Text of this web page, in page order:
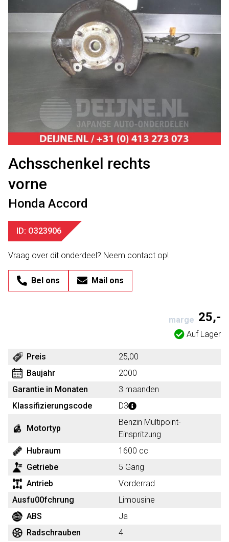
Achsschenkel rechts
vorne
Honda Accord
ID: O323906
Vraag over dit onderdeel? Neem contact op!
Bel ons Mail ons
marge 25,-
Auf Lager
Preis
25,00
Baujahr
2000
Garantie in Monaten
3 maanden
Klassifizierungscode
D3
Motortyp
Benzin Multipoint-
Einspritzung
Hubraum
1600 cc
Getriebe
5 Gang
Antrieb
Vorderrad
Ausfu00fchrung
Limousine
ABS
Ja
Radschrauben
4